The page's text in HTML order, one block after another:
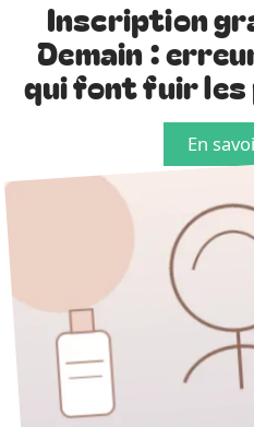
Inscription
Demain :
qui font fuir
En